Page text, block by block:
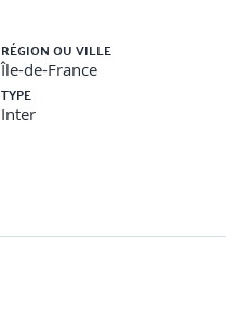
RÉGION OU VILLE
Île-de-France
TYPE
Inter